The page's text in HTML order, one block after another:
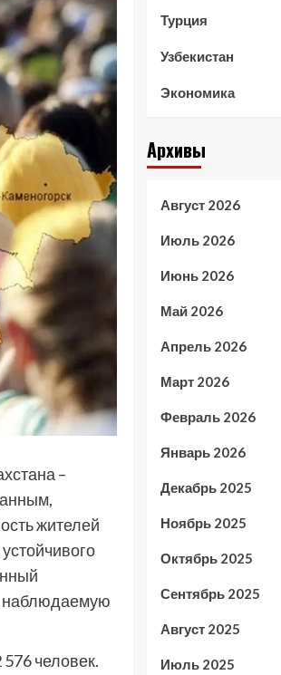
–
жителей
наблюдаемую
человек.
Турция
Узбекистан
Экономика
Архивы
Август 2026
Июль 2026
Июнь 2026
Май 2026
Апрель 2026
Март 2026
Февраль 2026
Январь 2026
Декабрь 2025
Ноябрь 2025
Октябрь 2025
Сентябрь 2025
Август 2025
Июль 2025